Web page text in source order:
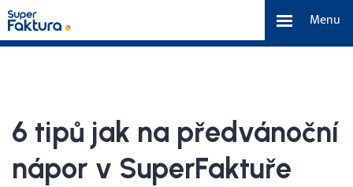
Menu
Ceník
6 tipů jak na předvánoční
nápor v SuperFaktuře